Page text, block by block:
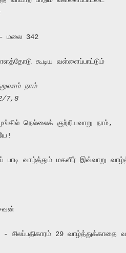
மலை 342
கூடிய வள்ளைப்பாட்டும்
நாம்
7,8
நெல்லைக் குற்றியவாறு நாம்,
வாழ்த்தும் மகளிர் இவ்வாறு
சிலப்பதிகாரம் 29 வாழ்த்துக்காதை